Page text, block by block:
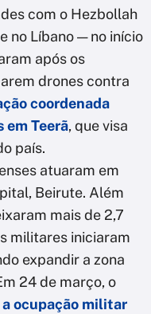
com o Hezbollah
no Líbano — no início
após os
drones contra
coordenada
em Teerã, que visa
país.
atuaram em
Beirute. Além
mais de 2,7
militares iniciaram
expandir a zona
24 de março, o
ocupação militar